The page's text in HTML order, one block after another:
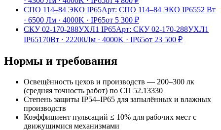
СПО 114–84 ЭКО IP65Арт: СПО 114–84 ЭКО IP6552 Вт
· 6500 Лм · 4000K · IP65от 5 300 ₽
СКУ 02-170-288УХЛ1 IP65Арт: СКУ 02-170-288УХЛ1
IP65170Вт · 22200Лм · 4000K · IP65от 23 500 ₽
Нормы и требования
Освещённость цехов и производств — 200–300 лк
(средняя точность работ) по СП 52.13330
Степень защиты IP54–IP65 для запылённых и влажных
производств
Коэффициент пульсаций ≤ 10% для рабочих мест с
движущимися механизмами